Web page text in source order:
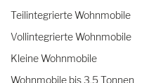
Teilintegrierte Wohnmobile
Vollintegrierte Wohnmobile
Kleine Wohnmobile
Wohnmobile bis 3,5 Tonnen